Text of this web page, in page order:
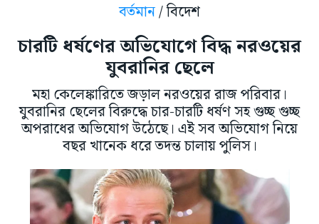
বর্তমান/ বিদেশ
চারটি ধর্ষণের অভিযোগে বিদ্ধ নরওয়ের
যুবরানির ছেলে
মহা কেলেঙ্কারিতে জড়াল নরওয়ের রাজ পরিবার।
যুবরানির ছেলের বিরুদ্ধে চার-চারটি ধর্ষণ সহ গুচ্ছ গুচ্ছ
অপরাধের অভিযোগ উঠেছে। এই সব অভিযোগ নিয়ে
বছর খানেক ধরে তদন্ত চালায় পুলিস।